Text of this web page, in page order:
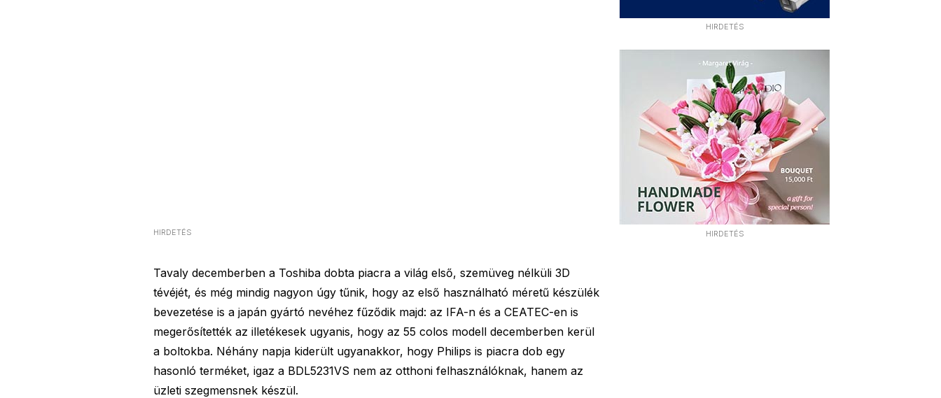
HIRDETÉS
HIRDETÉS
HIRDETÉS
Tavaly decemberben a Toshiba dobta piacra a világ első, szemüveg nélküli 3D
tévéjét, és még mindig nagyon úgy tűnik, hogy az első használható méretű készülék
bevezetése is a japán gyártó nevéhez fűződik majd: az IFA-n és a CEATEC-en is
megerősítették az illetékesek ugyanis, hogy az 55 colos modell decemberben kerül
a boltokba. Néhány napja kiderült ugyanakkor, hogy Philips is piacra dob egy
hasonló terméket, igaz a BDL5231VS nem az otthoni felhasználóknak, hanem az
üzleti szegmensnek készül.